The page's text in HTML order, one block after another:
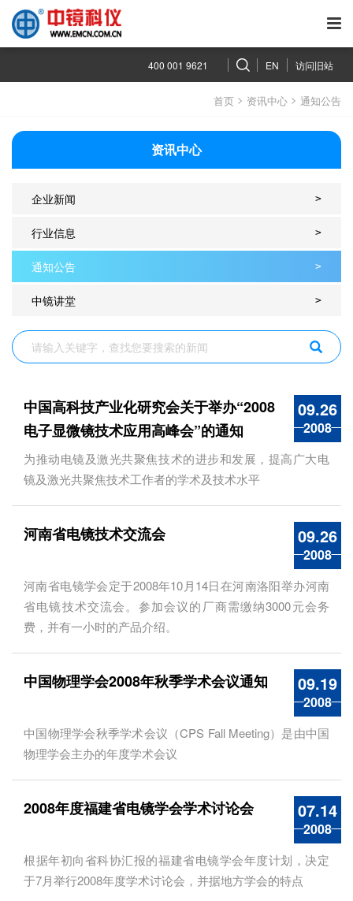
400 001 9621 EN 访问旧站
首页 > 资讯中心 > 通知公告
资讯中心
企业新闻 >
行业信息 >
通知公告 >
中镜讲堂 >
09.26
2008
中国高科技产业化研究会关于举办“2008
电子显微镜技术应用高峰会”的通知
为推动电镜及激光共聚焦技术的进步和发展，提高广大电
镜及激光共聚焦技术工作者的学术及技术水平
09.26
2008
河南省电镜技术交流会
河南省电镜学会定于2008年10月14日在河南洛阳举办河南
省电镜技术交流会。参加会议的厂商需缴纳3000元会务
费，并有一小时的产品介绍。
09.19
2008
中国物理学会2008年秋季学术会议通知
中国物理学会秋季学术会议（CPS Fall Meeting）是由中国
物理学会主办的年度学术会议
07.14
2008
2008年度福建省电镜学会学术讨论会
根据年初向省科协汇报的福建省电镜学会年度计划，决定
于7月举行2008年度学术讨论会，并据地方学会的特点